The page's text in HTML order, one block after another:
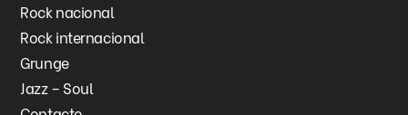
Rock nacional
Rock internacional
Grunge
Jazz – Soul